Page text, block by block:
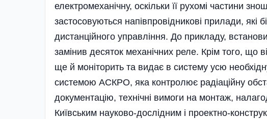
електромеханічну, оскільки її рухомі частини
застосовуються напівпровідникові прилади, які
дистанційного управління. До прикладу,
замінив десяток механічних реле. Крім того, що
ще й моніторить та видає в систему усю
системою АСКРО, яка контролює радіаційну
документацію, технічні вимоги на монтаж,
Київським науково-дослідним і проектно-